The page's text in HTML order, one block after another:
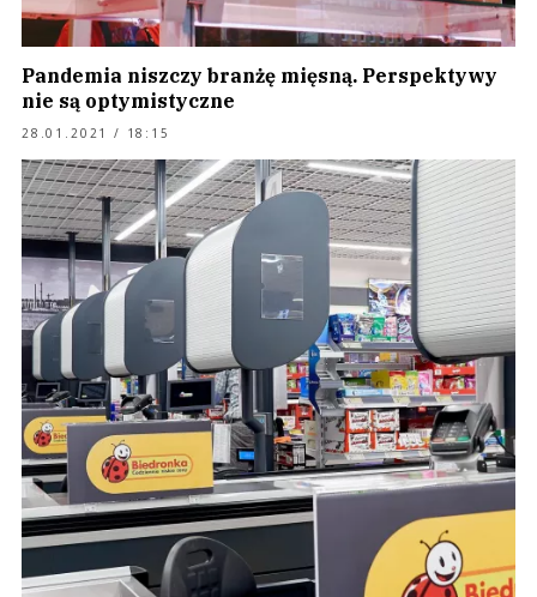
Pandemia niszczy branżę mięsną. Perspektywy
nie są optymistyczne
28.01.2021 / 18:15